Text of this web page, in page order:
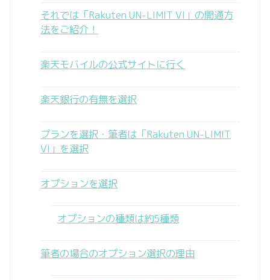
それでは「Rakuten UN-LIMIT VI」の開通方
法をご紹介！
楽天モバイルの公式サイトに行く
楽天銀行の有無を選択
プランを選択・筆者は「Rakuten UN-LIMIT
VI」を選択
オプションを選択
オプションの種類は約5種類
筆者の場合のオプション選択の理由